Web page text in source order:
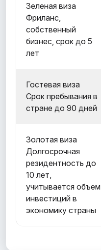
Зеленая виза
Фриланс,
собственный
бизнес, срок до 5
лет
Гостевая виза
Срок пребывания в
стране до 90 дней
Золотая виза
Долгосрочная
резидентность до
10 лет,
учитывается объем
инвестиций в
экономику страны